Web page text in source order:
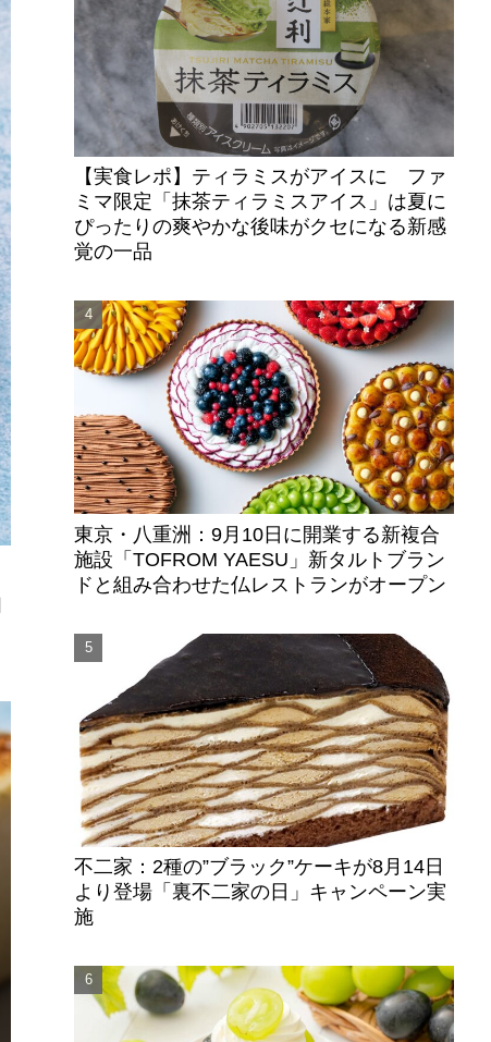
【実食レポ】ティラミスがアイスに ファ
ミマ限定「抹茶ティラミスアイス」は夏に
ぴったりの爽やかな後味がクセになる新感
覚の一品
東京・八重洲：9月10日に開業する新複合
施設「TOFROM YAESU」新タルトブラン
ドと組み合わせた仏レストランがオープン
不二家：2種の”ブラック”ケーキが8月14日
より登場「裏不二家の日」キャンペーン実
施